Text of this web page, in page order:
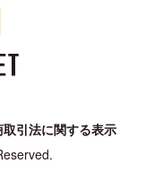
引法に関する表示